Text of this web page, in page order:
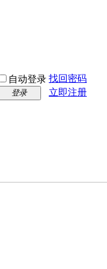
自动登录 找回密码
登录
立即注册